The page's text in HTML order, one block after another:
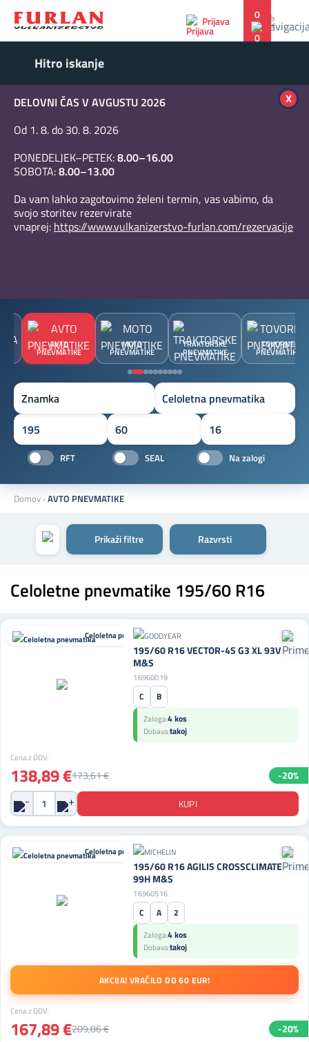
Prijava 0
DELOVNI ČAS V AVGUSTU 2026
Od 1. 8. do 30. 8. 2026
PONEDELJEK–PETEK:8.00–16.00
SOBOTA:8.00–13.00
Da vam lahko zagotovimo želeni termin, vas vabimo, da
svojo storitev rezervirate
vnaprej: https://www.vulkanizerstvo-furlan.com/rezervacije
x
AVTO
PNEVMATIKE
MOTO
PNEVMATIKE
TRAKTORSKE
PNEVMATIKE
TOVORNE
PNEVMATIKE
Znamka
RFT SEAL Na zalogi
Domov ›AVTO PNEVMATIKE
Prikaži filtre Razvrsti
Celoletne pnevmatike 195/60 R16
Celoletna pnevmatika
195/60 R16 VECTOR-4S G3 XL 93V
M&S
16960019
C B
Zaloga:4 kos
Dobava:takoj
Cena z DDV:
138,89 €173,61 € -20%
Celoletna pnevmatika
195/60 R16 AGILIS CROSSCLIMATE
99H M&S
16960516
C A 2
Zaloga:4 kos
Dobava:takoj
AKCIJA! VRAČILO DO 60 EUR!
Cena z DDV:
167,89 €209,86 € -20%